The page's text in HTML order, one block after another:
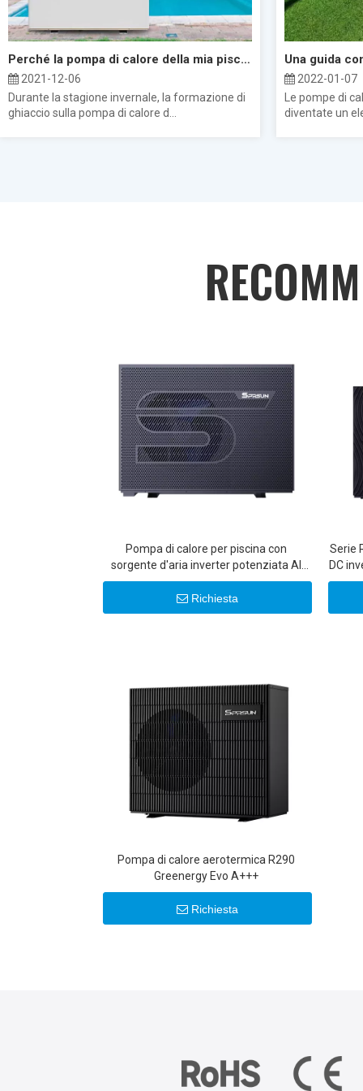
Perché la pompa di calore della mia piscina si blocca?
2021-12-06
Durante la stagione invernale, la formazione di
ghiaccio sulla pompa di calore d...
2022-01-07
Le pompe di
diventate un
Pompa di calore per piscina con
sorgente d'aria inverter potenziata Al
R290
Richiesta
Serie
DC
Pompa di calore aerotermica R290
Greenergy Evo A+++
Richiesta